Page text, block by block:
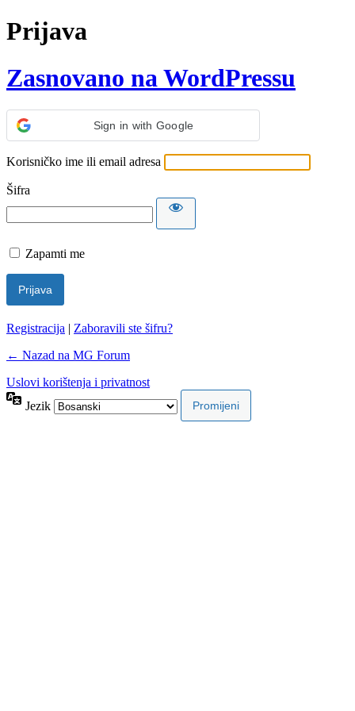
Prijava
Zasnovano na WordPressu
Sign in with Google
Korisničko ime ili email adresa
Šifra
Zapamti me
Registracija | Zaboravili ste šifru?
← Nazad na MG Forum
Uslovi korištenja i privatnost
Jezik